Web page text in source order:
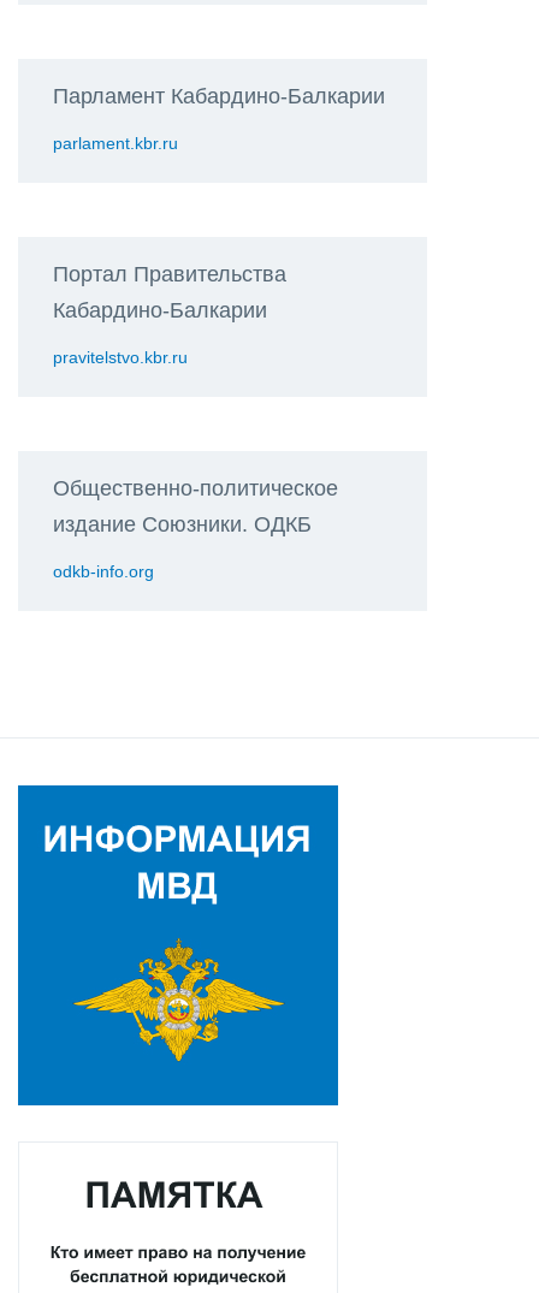
Парламент Кабардино-Балкарии
parlament.kbr.ru
Портал Правительства
Кабардино-Балкарии
pravitelstvo.kbr.ru
Общественно-политическое
издание Союзники. ОДКБ
odkb-info.org